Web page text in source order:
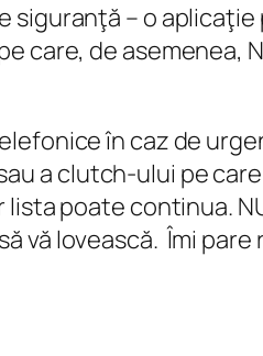
siguranţă– o
care, de
în caz de
aclutch-ului pe
lista poate continua.
vă lovească. Îmi